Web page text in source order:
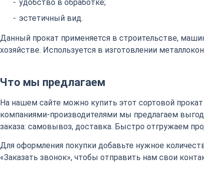
удобство в обработке;
эстетичный вид.
Данный прокат применяется в строительстве,
хозяйстве. Используется в изготовлении
Что мы предлагаем
На нашем сайте можно купить этот сортовой
компаниями-производителями мы предлагаем
заказа: самовывоз, доставка. Быстро отгружаем
Для оформления покупки добавьте нужное
«Заказать звонок», чтобы отправить нам свои